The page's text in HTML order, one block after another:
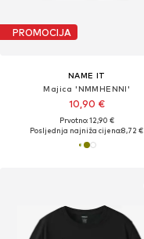
PROMOCIJA
NAME IT
Majica 'NMMHENNI'
10,90 €
Prvotno: 12,90 €
Posljednja najniža cijena:8,72 €